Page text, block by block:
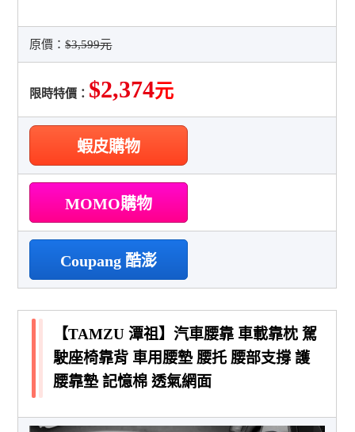
原價：$3,599元
限時特價： $2,374元
蝦皮購物
MOMO購物
Coupang 酷澎
【TAMZU 潭祖】汽車腰靠 車載靠枕 駕
駛座椅靠背 車用腰墊 腰托 腰部支撐 護
腰靠墊 記憶棉 透氣網面